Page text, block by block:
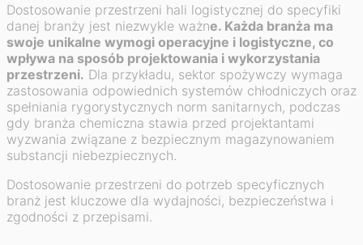
Dostosowanie przestrzeni hali logistycznej do specyfiki
danej branży jest niezwykle ważne. Każda branża ma
swoje unikalne wymogi operacyjne i logistyczne, co
wpływa na sposób projektowania i wykorzystania
przestrzeni. Dla przykładu, sektor spożywczy wymaga
zastosowania odpowiednich systemów chłodniczych oraz
spełniania rygorystycznych norm sanitarnych, podczas
gdy branża chemiczna stawia przed projektantami
wyzwania związane z bezpiecznym magazynowaniem
substancji niebezpiecznych.
Dostosowanie przestrzeni do potrzeb specyficznych
branż jest kluczowe dla wydajności, bezpieczeństwa i
zgodności z przepisami.